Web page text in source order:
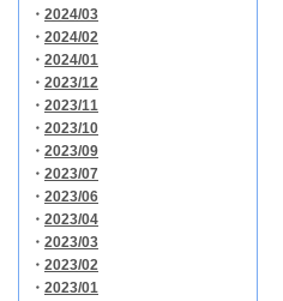
・ 2024/03
・ 2024/02
・ 2024/01
・ 2023/12
・ 2023/11
・ 2023/10
・ 2023/09
・ 2023/07
・ 2023/06
・ 2023/04
・ 2023/03
・ 2023/02
・ 2023/01